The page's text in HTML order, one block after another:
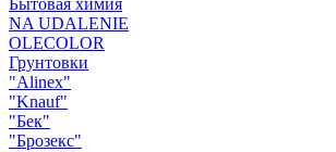
Бытовая химия
NA UDALENIE
OLECOLOR
Грунтовки
"Alinex"
"Knauf"
"Бек"
"Брозекс"